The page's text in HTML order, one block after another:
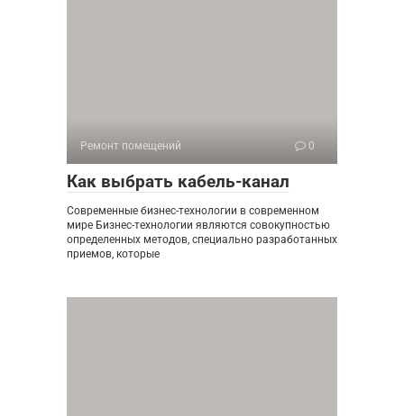
Ремонт помещений 0
Как выбрать кабель-канал
Современные бизнес-технологии в современном
мире Бизнес-технологии являются совокупностью
определенных методов, специально разработанных
приемов, которые